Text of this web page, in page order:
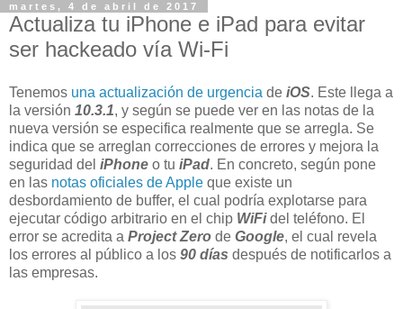
martes, 4 de abril de 2017
Actualiza tu iPhone e iPad para evitar
ser hackeado vía Wi-Fi
Tenemos una actualización de urgencia de iOS. Este llega a
la versión 10.3.1, y según se puede ver en las notas de la
nueva versión se especifica realmente que se arregla. Se
indica que se arreglan correcciones de errores y mejora la
seguridad del iPhone o tu iPad. En concreto, según pone
en las notas oficiales de Apple que existe un
desbordamiento de buffer, el cual podría explotarse para
ejecutar código arbitrario en el chip WiFidel teléfono. El
error se acredita a Project Zero de Google, el cual revela
los errores al público a los 90 días después de notificarlos a
las empresas.